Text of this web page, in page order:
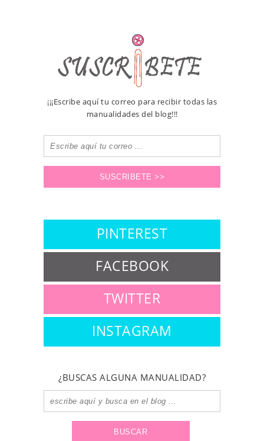
¡¡¡Escribe aquí tu correo para recibir todas las
manualidades del blog!!!
PINTEREST
FACEBOOK
TWITTER
INSTAGRAM
¿BUSCAS ALGUNA MANUALIDAD?